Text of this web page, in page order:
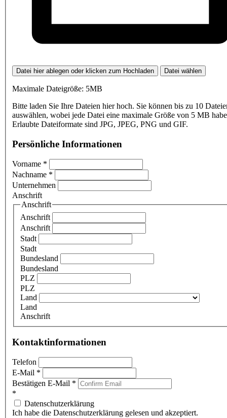
Datei hier ablegen oder klicken zum Hochladen Datei wählen
Maximale Dateigröße: 5MB
Bitte laden Sie Ihre Dateien hier hoch. Sie können bis zu 10
auswählen, wobei jede Datei eine maximale Größe von 5 MB
Erlaubte Dateiformate sind JPG, JPEG, PNG und GIF.
Persönliche Informationen
Vorname *
Nachname *
Unternehmen
Anschrift
Anschrift
Anschrift
Anschrift
Stadt
Stadt
Bundesland
Bundesland
PLZ
PLZ
Land
Land
Anschrift
Kontaktinformationen
Telefon
E-Mail *
Bestätigen E-Mail *
*
Datenschutzerklärung
Ich habe die Datenschutzerklärung gelesen und akzeptiert.